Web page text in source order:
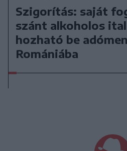
Szigorítás: saját
szánt alkoholos
hozható be
Romániába